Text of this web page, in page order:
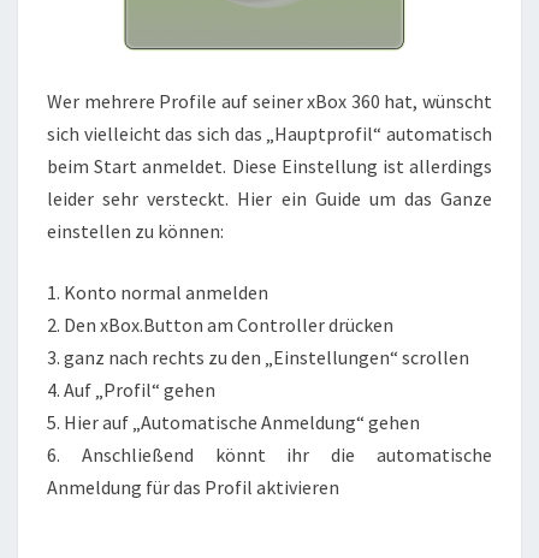
Wer mehrere Profile auf seiner xBox 360 hat, wünscht
sich vielleicht das sich das „Hauptprofil“ automatisch
beim Start anmeldet. Diese Einstellung ist allerdings
leider sehr versteckt. Hier ein Guide um das Ganze
einstellen zu können:
1. Konto normal anmelden
2. Den xBox.Button am Controller drücken
3. ganz nach rechts zu den „Einstellungen“ scrollen
4. Auf „Profil“ gehen
5. Hier auf „Automatische Anmeldung“ gehen
6. Anschließend könnt ihr die automatische
Anmeldung für das Profil aktivieren